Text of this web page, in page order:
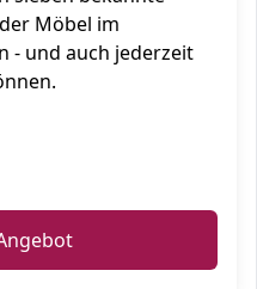
Möbel im
- und auch jederzeit